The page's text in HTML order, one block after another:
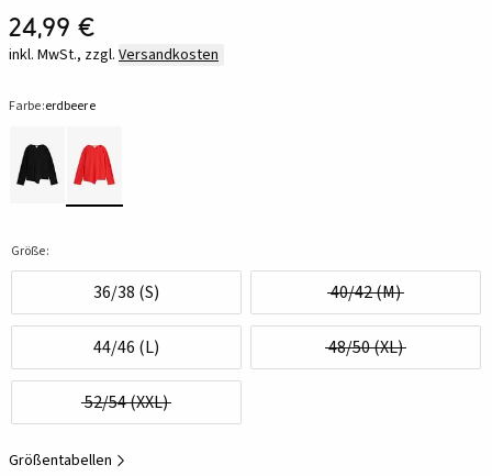
24,99 €
inkl. MwSt., zzgl. Versandkosten
Farbe:erdbeere
Größe:
36/38 (S) 40/42 (M)
44/46 (L) 48/50 (XL)
52/54 (XXL)
Größentabellen